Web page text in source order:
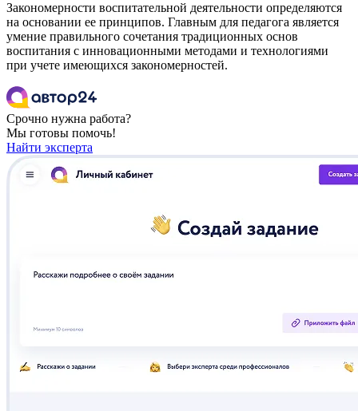
Закономерности воспитательной деятельности определяются
на основании ее принципов. Главным для педагога является
умение правильного сочетания традиционных основ
воспитания с инновационными методами и технологиями
при учете имеющихся закономерностей.
Срочно нужна работа?
Мы готовы помочь!
Найти эксперта